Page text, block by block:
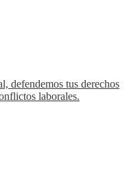
defendemos tus derechos
laborales.